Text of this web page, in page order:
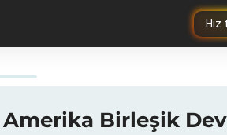
Birleşik